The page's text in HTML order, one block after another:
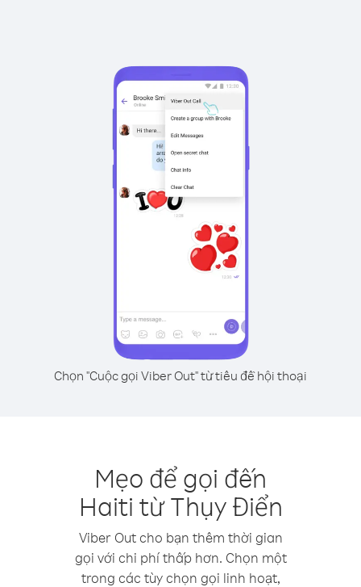
Chọn "Cuộc gọi Viber Out" từ tiêu đề hội thoại
Mẹo để gọi đến
Haiti từ Thụy Điển
Viber Out cho bạn thêm thời gian
gọi với chi phí thấp hơn. Chọn một
trong các tùy chọn gọi linh hoạt,